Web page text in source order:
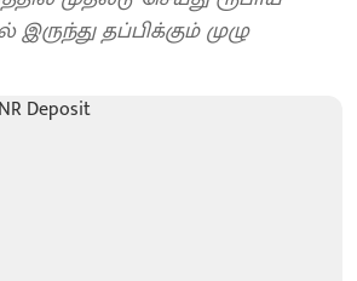
இருந்து தப்பிக்கும் முழு